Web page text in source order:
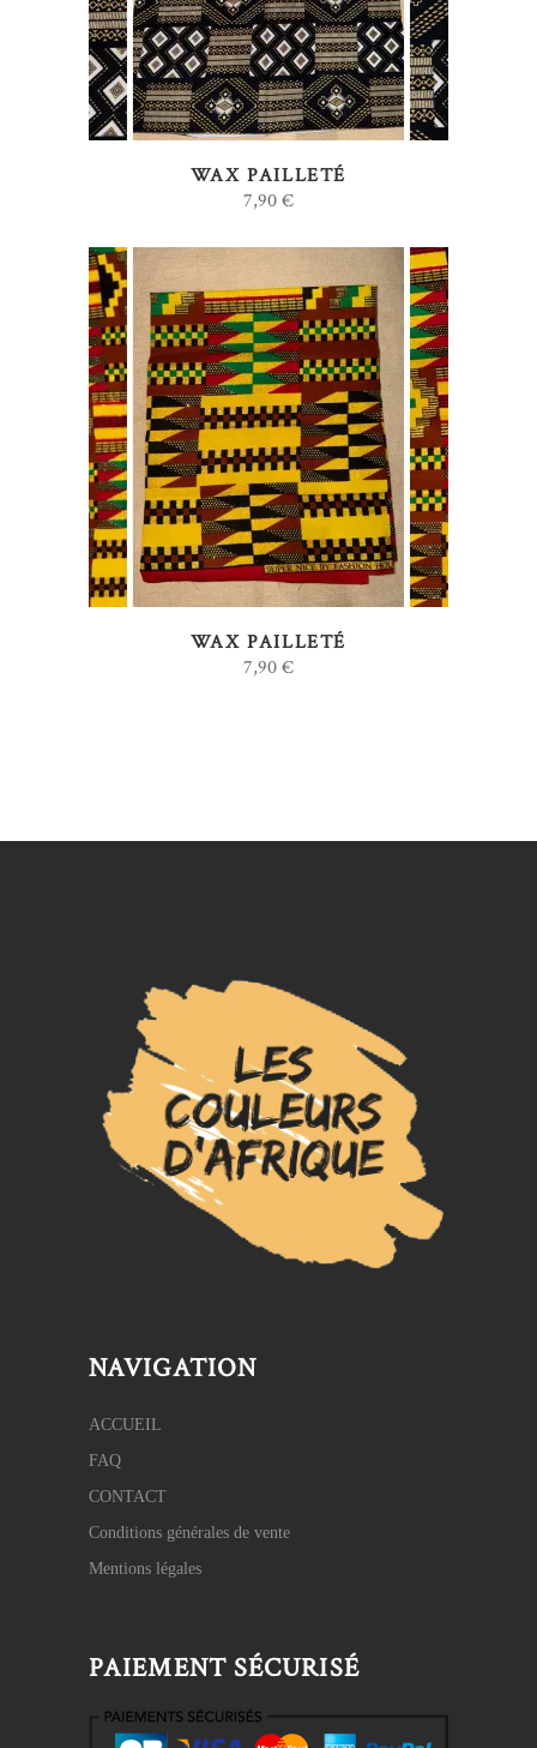
WAX PAILLETÉ
7,90€
AJOUTER AU PANIER
WAX PAILLETÉ
7,90€
NAVIGATION
ACCUEIL
FAQ
CONTACT
Conditions générales de vente
Mentions légales
PAIEMENT SÉCURISÉ